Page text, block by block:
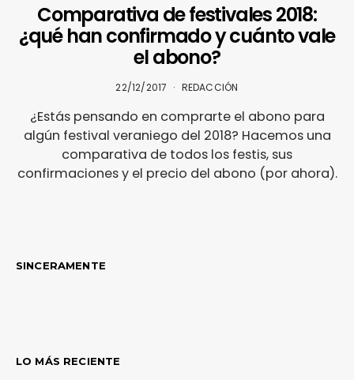
Comparativa de festivales 2018:
¿qué han confirmado y cuánto vale
el abono?
22/12/2017 REDACCIÓN
¿Estás pensando en comprarte el abono para
algún festival veraniego del 2018? Hacemos una
comparativa de todos los festis, sus
confirmaciones y el precio del abono (por ahora).
SINCERAMENTE
LO MÁS RECIENTE